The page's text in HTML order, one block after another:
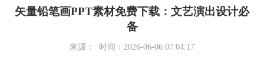
矢量铅笔画PPT素材免费下载：文艺演出设计必
备
来源： 时间：2026-06-06 07:04:17